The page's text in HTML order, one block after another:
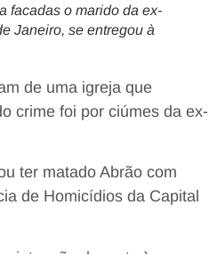
facadas o marido da ex-
Janeiro, se entregou à
de uma igreja que
crime foi por ciúmes da ex-
ter matado Abrão com
de Homicídios da Capital